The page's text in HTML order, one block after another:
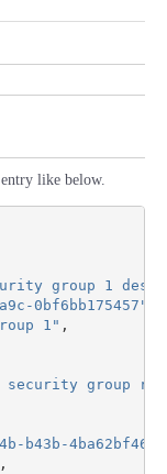
like below.
group 1
0bf6bb175457"
1" ,
security group
b43b-
,